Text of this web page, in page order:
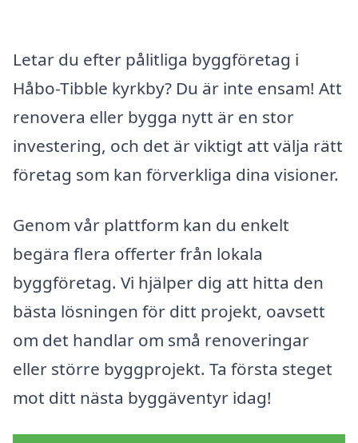
Letar du efter pålitliga byggföretag i
Håbo-Tibble kyrkby? Du är inte ensam! Att
renovera eller bygga nytt är en stor
investering, och det är viktigt att välja rätt
företag som kan förverkliga dina visioner.
Genom vår plattform kan du enkelt
begära flera offerter från lokala
byggföretag. Vi hjälper dig att hitta den
bästa lösningen för ditt projekt, oavsett
om det handlar om små renoveringar
eller större byggprojekt. Ta första steget
mot ditt nästa byggäventyr idag!